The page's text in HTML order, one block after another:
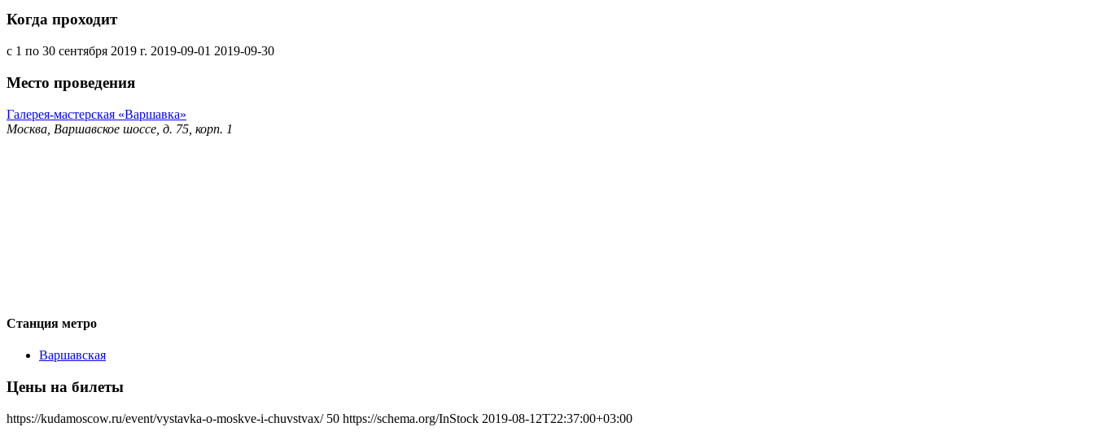
Когда проходит
с 1 по 30 сентября 2019 г. 2019-09-01 2019-09-30
Место проведения
Галерея-мастерская «Варшавка»
Москва, Варшавское шоссе, д. 75, корп. 1
Станция метро
Варшавская
Цены на билеты
https://kudamoscow.ru/event/vystavka-o-moskve-i-chuvstvax/ 50 https://schema.org/InStock 2019-08-12T22:37:00+03:00